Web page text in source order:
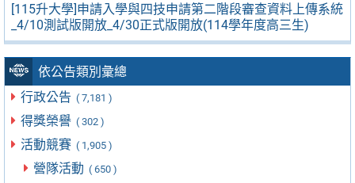
[115升大學]申請入學與四技申請第二階段審查資料上傳系統
_4/10測試版開放_4/30正式版開放(114學年度高三生)
依公告類別彙總
行政公告 ( 7,181 )
得獎榮譽 ( 302 )
活動競賽 ( 1,905 )
營隊活動 ( 650 )